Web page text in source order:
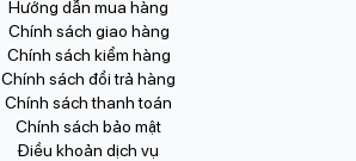
Hướng dẫn mua hàng
Chính sách giao hàng
Chính sách kiểm hàng
Chính sách đổi trả hàng
Chính sách thanh toán
Chính sách bảo mật
Điều khoản dịch vụ